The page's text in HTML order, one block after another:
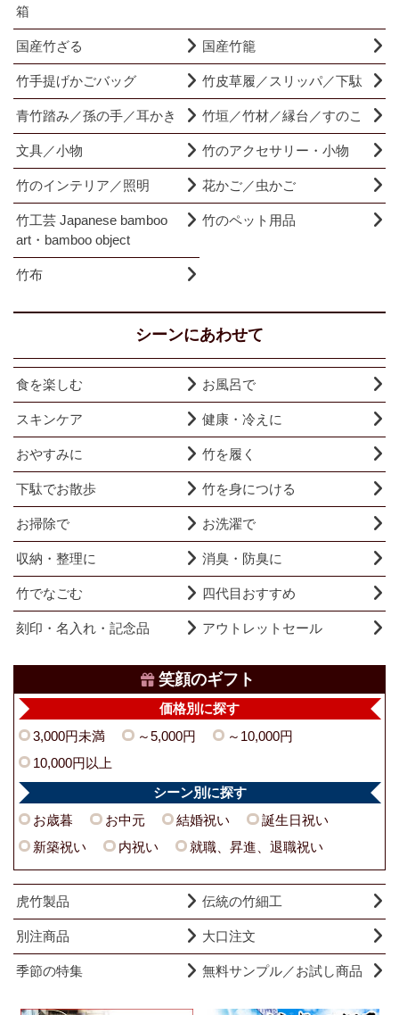
箱
国産竹ざる 国産竹籠
竹手提げかごバッグ 竹皮草履／スリッパ／下駄
青竹踏み／孫の手／耳かき 竹垣／竹材／縁台／すのこ
文具／小物 竹のアクセサリー・小物
竹のインテリア／照明 花かご／虫かご
竹工芸 Japanese bamboo
art・bamboo object
竹のペット用品
竹布
シーンにあわせて
食を楽しむ お風呂で
スキンケア 健康・冷えに
おやすみに 竹を履く
下駄でお散歩 竹を身につける
お掃除で お洗濯で
収納・整理に 消臭・防臭に
竹でなごむ 四代目おすすめ
刻印・名入れ・記念品 アウトレットセール
笑顔のギフト
価格別に探す
3,000円未満 ～5,000円
～10,000円
10,000円以上
シーン別に探す
お歳暮 お中元 結婚祝い
誕生日祝い
新築祝い
内祝い 就職、昇進、退職祝い
虎竹製品 伝統の竹細工
別注商品 大口注文
季節の特集 無料サンプル／お試し商品